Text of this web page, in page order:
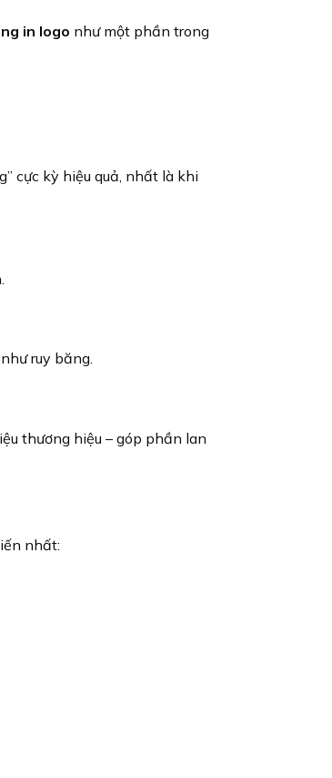
in logo như một phần trong
cực kỳ hiệu quả, nhất là khi
ruy băng.
thương hiệu – góp phần lan
nhất: